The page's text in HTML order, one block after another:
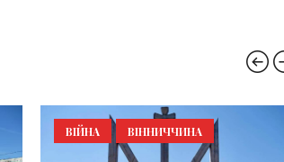
ВІЙНА ВІННИЧЧИНА